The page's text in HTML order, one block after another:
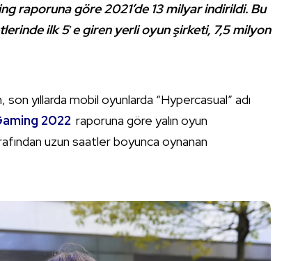
raporuna göre 2021’de 13 milyar indirildi. Bu
ilk 5’e giren yerli oyun şirketi, 7,5 milyon
yıllarda mobil oyunlarda “Hypercasual” adı
2022 raporuna göre yalın oyun
uzun saatler boyunca oynanan